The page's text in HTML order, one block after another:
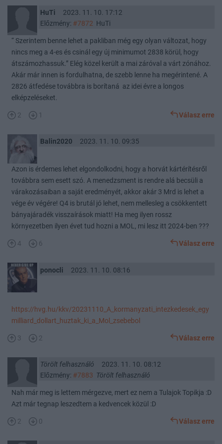
HuTi
2023. 11. 10. 17:12
Előzmény: #7872 HuTi
“ Szerintem benne lehet a pakliban még egy olyan változat, hogy
nincs meg a 4-es és csinál egy új minimumot 2838 körül, hogy
átszámozhassuk.” Elég közel került a mai záróval a várt zónához.
Akár már innen is fordulhatna, de szebb lenne ha megérintené. A
2826 átfedése továbbra is borítaná az idei évre a longos
elképzeléseket.
2 1 Válasz erre
Balin2020 2023. 11. 10. 09:35
Azon is érdemes lehet elgondolkodni, hogy a horvát kártérítésről
továbbra sem esett szó. A menedzsment is rendre alá becsüli a
várakozásaiban a saját eredményét, akkor akár 3 Mrd is lehet a
vége év végére! Q4 is brutál jó lehet, nem mellesleg a csökkentett
bányajáradék visszaírások miatt! Ha meg ilyen rossz
környezetben ilyen évet tud hozni a MOL, mi lesz itt 2024-ben ???
4 6 Válasz erre
ponocli 2023. 11. 10. 08:16
https://hvg.hu/kkv/20231110_A_kormanyzati_intezkedesek_egy
milliard_dollart_huztak_ki_a_Mol_zsebebol
3 2 Válasz erre
Törölt felhasználó
2023. 11. 10. 08:12
Előzmény: #7883 Törölt felhasználó
Nah már meg is lettem mérgezve, mert ez nem a Tulajok Topikja :D
Azt már tegnap leszedtem a kedvencek közül :D
2 0 Válasz erre